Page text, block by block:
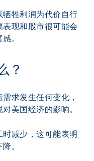
牲利润为代价自行
现和股市很可能会
。
？
求发生任何变化，
美国经济的影响。
减少，这可能表明
。